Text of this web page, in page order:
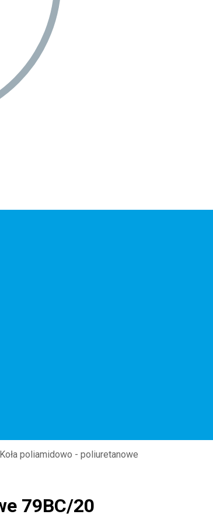
Koła poliamidowo - poliuretanowe
79BC/20